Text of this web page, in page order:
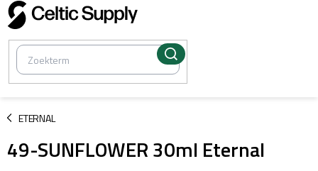
Overslaan
naar
inhoud
ETERNAL
/
49-SUNFLOWER 30ml Eternal